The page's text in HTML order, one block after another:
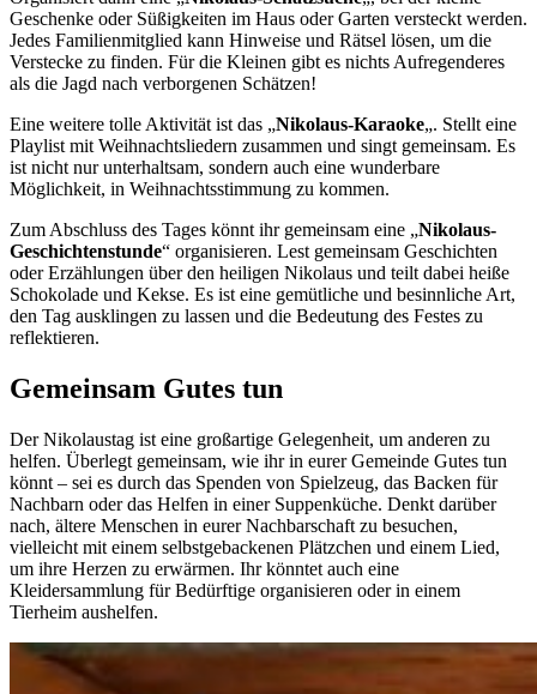
Geschenke oder Süßigkeiten im Haus oder Garten versteckt werden.
Jedes Familienmitglied kann Hinweise und Rätsel lösen, um die
Verstecke zu finden. Für die Kleinen gibt es nichts Aufregenderes
als die Jagd nach verborgenen Schätzen!
Eine weitere tolle Aktivität ist das „Nikolaus-Karaoke„. Stellt eine
Playlist mit Weihnachtsliedern zusammen und singt gemeinsam. Es
ist nicht nur unterhaltsam, sondern auch eine wunderbare
Möglichkeit, in Weihnachtsstimmung zu kommen.
Zum Abschluss des Tages könnt ihr gemeinsam eine „Nikolaus-
Geschichtenstunde“ organisieren. Lest gemeinsam Geschichten
oder Erzählungen über den heiligen Nikolaus und teilt dabei heiße
Schokolade und Kekse. Es ist eine gemütliche und besinnliche Art,
den Tag ausklingen zu lassen und die Bedeutung des Festes zu
reflektieren.
Gemeinsam Gutes tun
Der Nikolaustag ist eine großartige Gelegenheit, um anderen zu
helfen. Überlegt gemeinsam, wie ihr in eurer Gemeinde Gutes tun
könnt – sei es durch das Spenden von Spielzeug, das Backen für
Nachbarn oder das Helfen in einer Suppenküche. Denkt darüber
nach, ältere Menschen in eurer Nachbarschaft zu besuchen,
vielleicht mit einem selbstgebackenen Plätzchen und einem Lied,
um ihre Herzen zu erwärmen. Ihr könntet auch eine
Kleidersammlung für Bedürftige organisieren oder in einem
Tierheim aushelfen.